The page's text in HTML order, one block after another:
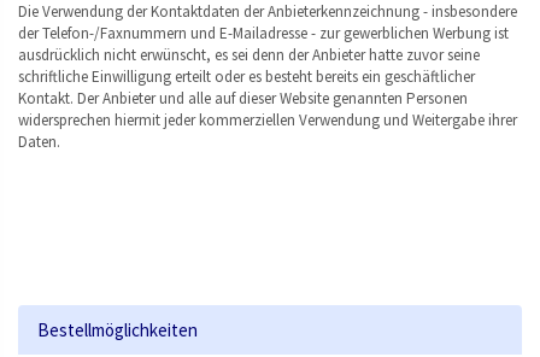
Die Verwendung der Kontaktdaten der Anbieterkennzeichnung - insbesondere
der Telefon-/Faxnummern und E-Mailadresse - zur gewerblichen Werbung ist
ausdrücklich nicht erwünscht, es sei denn der Anbieter hatte zuvor seine
schriftliche Einwilligung erteilt oder es besteht bereits ein geschäftlicher
Kontakt. Der Anbieter und alle auf dieser Website genannten Personen
widersprechen hiermit jeder kommerziellen Verwendung und Weitergabe ihrer
Daten.
Bestellmöglichkeiten